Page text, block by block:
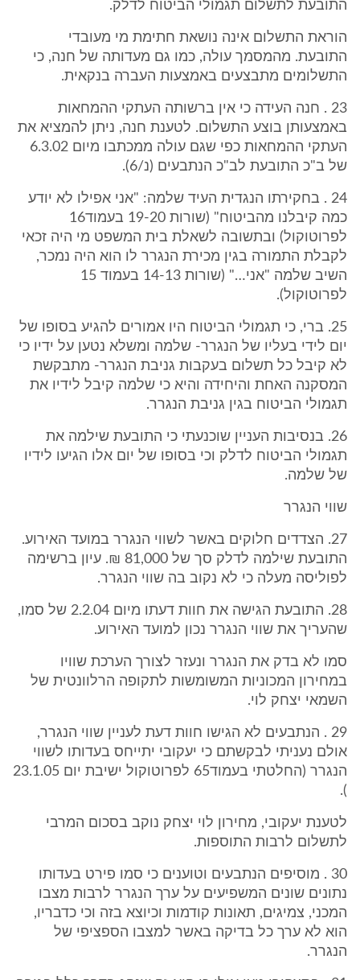
התובעת לתשלום תגמולי הביטוח לדלק.
הוראת התשלום אינה נושאת חתימת מי מעובדי
התובעת. מהמסמך עולה, כמו גם מעדותה של חנה, כי
התשלומים מתבצעים באמצעות העברה בנקאית.
23 . חנה העידה כי אין ברשותה העתקי ההמחאות
באמצעותן בוצע התשלום. לטענת חנה, ניתן להמציא את
העתקי ההמחאות כפי שגם עולה ממכתבו מיום 6.3.02
של ב"כ התובעת לב"כ הנתבעים (נ/6).
24 . בחקירתו הנגדית העיד שלמה: "אני אפילו לא יודע
כמה קיבלנו מהביטוח" (שורות 19-20 בעמוד16
לפרוטוקול) ובתשובה לשאלת בית המשפט מי היה זכאי
לקבלת התמורה בגין מכירת הנגרר לו הוא היה נמכר,
השיב שלמה "אני…" (שורות 14-13 בעמוד 15
לפרוטוקול).
25. ברי, כי תגמולי הביטוח היו אמורים להגיע בסופו של
יום לידי בעליו של הנגרר- שלמה ומשלא נטען על ידיו כי
לא קיבל כל תשלום בעקבות גניבת הנגרר- מתבקשת
המסקנה האחת והיחידה והיא כי שלמה קיבל לידיו את
תגמולי הביטוח בגין גניבת הנגרר.
26. בנסיבות העניין שוכנעתי כי התובעת שילמה את
תגמולי הביטוח לדלק וכי בסופו של יום אלו הגיעו לידיו
של שלמה.
שווי הנגרר
27. הצדדים חלוקים באשר לשווי הנגרר במועד האירוע.
התובעת שילמה לדלק סך של 81,000 ₪. עיון ברשימה
לפוליסה מעלה כי לא נקוב בה שווי הנגרר.
28. התובעת הגישה את חוות דעתו מיום 2.2.04 של סמו,
שהעריך את שווי הנגרר נכון למועד האירוע.
סמו לא בדק את הנגרר ונעזר לצורך הערכת שוויו
במחירון המכוניות המשומשות לתקופה הרלוונטית של
השמאי יצחק לוי.
29 . הנתבעים לא הגישו חוות דעת לעניין שווי הנגרר,
אולם נעניתי לבקשתם כי יעקובי יתייחס בעדותו לשווי
הנגרר (החלטתי בעמוד65 לפרוטוקול ישיבת יום 23.1.05
).
לטענת יעקובי, מחירון לוי יצחק נוקב בסכום המרבי
לתשלום לרבות התוספות.
30 . מוסיפים הנתבעים וטוענים כי סמו פירט בעדותו
נתונים שונים המשפיעים על ערך הנגרר לרבות מצבו
המכני, צמיגים, תאונות קודמות וכיוצא בזה וכי כדבריו,
הוא לא ערך כל בדיקה באשר למצבו הספציפי של
הנגרר.